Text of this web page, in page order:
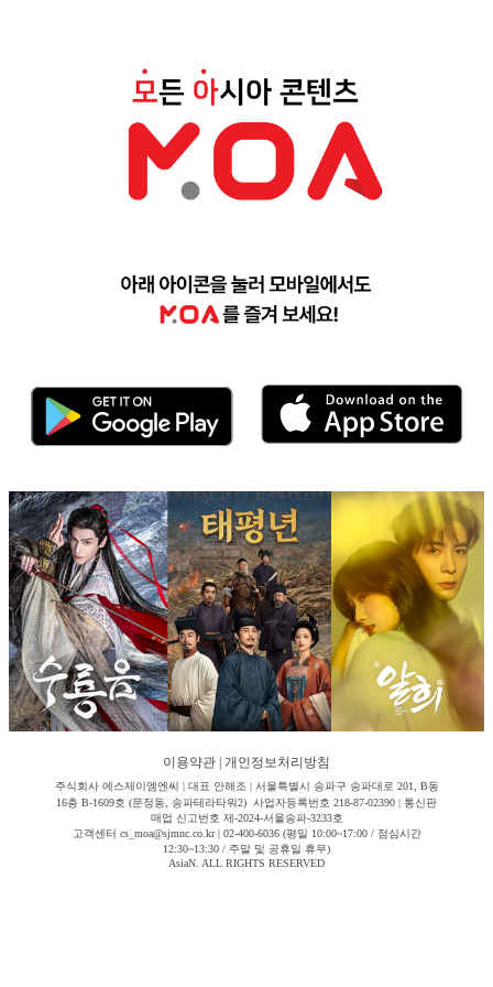
이용약관 개인정보처리방침
주식회사 에스제이엠엔씨 | 대표 안해조 | 서울특별시 송파구 송파대로 201, B동
16층 B-1609호 (문정동, 송파테라타워2) 사업자등록번호 218-87-02390 | 통신판
매업 신고번호 제-2024-서울송파-3233호
고객센터 cs_moa@sjmnc.co.kr | 02-400-6036 (평일 10:00~17:00 / 점심시간
12:30~13:30 / 주말 및 공휴일 휴무)
AsiaN. ALL RIGHTS RESERVED